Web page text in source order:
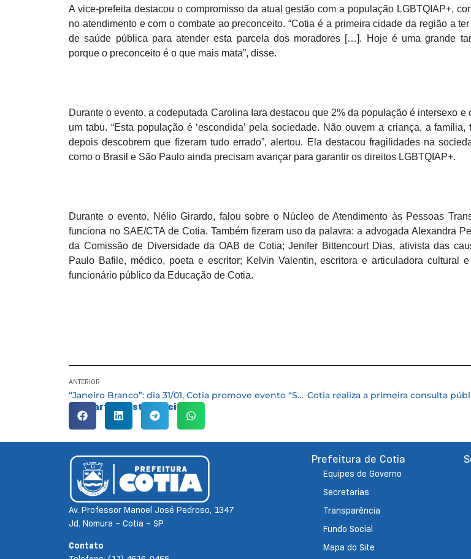
A vice-prefeita destacou o compromisso da atual gestão com a população LGBTQIAP+,
no atendimento e com o combate ao preconceito. “Cotia é a primeira cidade da região a
de saúde pública para atender esta parcela dos moradores […]. Hoje é uma grande
porque o preconceito é o que mais mata”, disse.
Durante o evento, a codeputada Carolina Iara destacou que 2% da população é intersexo e
um tabu. “Esta população é ‘escondida’ pela sociedade. Não ouvem a criança, a família,
depois descobrem que fizeram tudo errado”, alertou. Ela destacou fragilidades na
como o Brasil e São Paulo ainda precisam avançar para garantir os direitos LGBTQIAP+.
Durante o evento, Nélio Girardo, falou sobre o Núcleo de Atendimento às Pessoas
funciona no SAE/CTA de Cotia. Também fizeram uso da palavra: a advogada Alexandra
da Comissão de Diversidade da OAB de Cotia; Jenifer Bittencourt Dias, ativista das
Paulo Bafile, médico, poeta e escritor; Kelvin Valentin, escritora e articuladora cultural
funcionário público da Educação de Cotia.
ANTERIOR
“Janeiro Branco”: dia 31/01, Cotia promove evento “Saúde Mental na Perspectiva das Religiões”
Compartilhe esta notícia:
Av. Professor Manoel José Pedroso, 1347
Jd. Nomura – Cotia – SP
Contato
Prefeitura de Cotia
Equipes de Governo
Secretarias
Transparência
Fundo Social
Mapa do Site